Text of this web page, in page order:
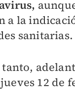
a la
sanitarias.
12 de